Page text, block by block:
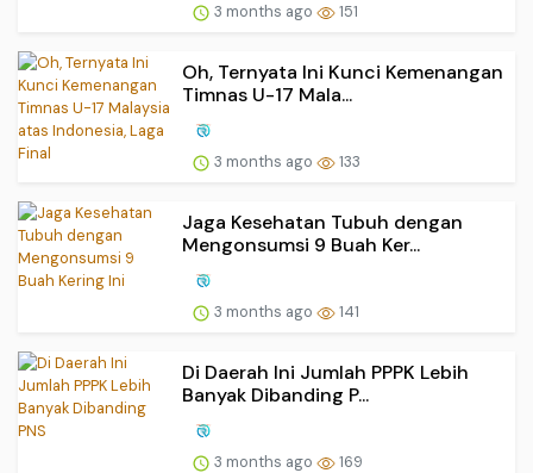
3 months ago 151
Oh, Ternyata Ini Kunci Kemenangan
Timnas U-17 Mala...
3 months ago 133
Jaga Kesehatan Tubuh dengan
Mengonsumsi 9 Buah Ker...
3 months ago 141
Di Daerah Ini Jumlah PPPK Lebih
Banyak Dibanding P...
3 months ago 169